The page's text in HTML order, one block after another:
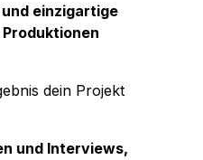
einzigartige
dein Projekt
und Interviews,